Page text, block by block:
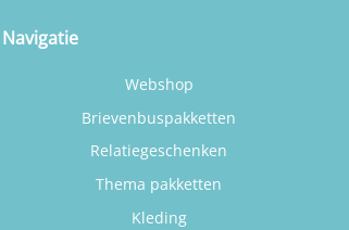
Navigatie
Webshop
Brievenbuspakketten
Relatiegeschenken
Thema pakketten
Kleding